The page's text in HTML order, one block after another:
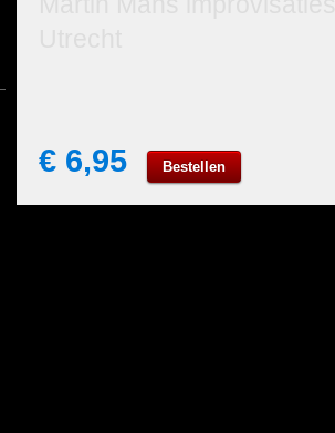
€ 6,95 Bestellen